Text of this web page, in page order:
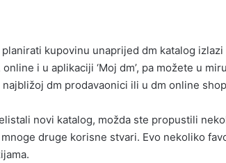
kupovinu unaprijed dm katalog
i u aplikaciji ‘Moj dm’, pa možete u
dm prodavaonici ili u dm online
novi katalog, možda ste propustili
druge korisne stvari. Evo nekoliko